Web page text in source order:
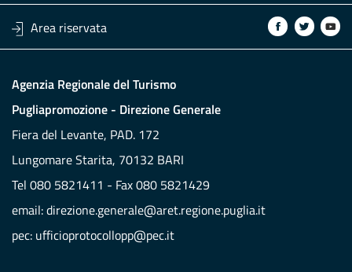
Area riservata
Agenzia Regionale del Turismo
Pugliapromozione - Direzione Generale
Fiera del Levante, PAD. 172
Lungomare Starita, 70132 BARI
Tel 080 5821411 - Fax 080 5821429
email:direzione.generale@aret.regione.puglia.it
pec: ufficioprotocollopp@pec.it